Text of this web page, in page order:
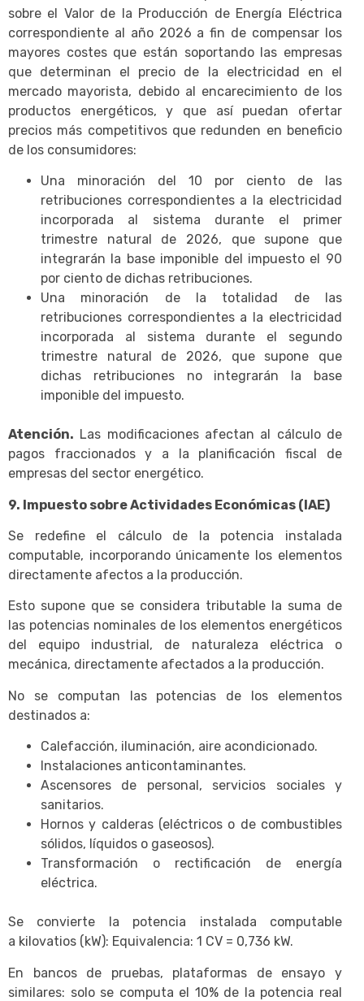
sobre el Valor de la Producción de Energía Eléctrica
correspondiente al año 2026 a fin de compensar los
mayores costes que están soportando las empresas
que determinan el precio de la electricidad en el
mercado mayorista, debido al encarecimiento de los
productos energéticos, y que así puedan ofertar
precios más competitivos que redunden en beneficio
de los consumidores:
Una minoración del 10 por ciento de las
retribuciones correspondientes a la electricidad
incorporada al sistema durante el primer
trimestre natural de 2026, que supone que
integrarán la base imponible del impuesto el 90
por ciento de dichas retribuciones.
Una minoración de la totalidad de las
retribuciones correspondientes a la electricidad
incorporada al sistema durante el segundo
trimestre natural de 2026, que supone que
dichas retribuciones no integrarán la base
imponible del impuesto.
Atención. Las modificaciones afectan al cálculo de
pagos fraccionados y a la planificación fiscal de
empresas del sector energético.
9. Impuesto sobre Actividades Económicas (IAE)
Se redefine el cálculo de la potencia instalada
computable, incorporando únicamente los elementos
directamente afectos a la producción.
Esto supone que se considera tributable la suma de
las potencias nominales de los elementos energéticos
del equipo industrial, de naturaleza eléctrica o
mecánica, directamente afectados a la producción.
No se computan las potencias de los elementos
destinados a:
Calefacción, iluminación, aire acondicionado.
Instalaciones anticontaminantes.
Ascensores de personal, servicios sociales y
sanitarios.
Hornos y calderas (eléctricos o de combustibles
sólidos, líquidos o gaseosos).
Transformación o rectificación de energía
eléctrica.
Se convierte la potencia instalada computable
a kilovatios (kW): Equivalencia: 1 CV = 0,736 kW.
En bancos de pruebas, plataformas de ensayo y
similares: solo se computa el 10% de la potencia real